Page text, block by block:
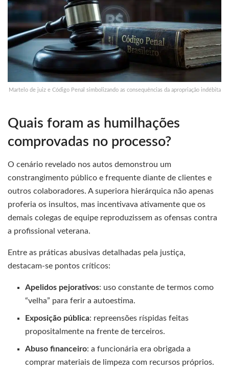
Martelo de juiz e Código Penal simbolizando as consequências da apropriação indébita
Quais foram as humilhações
comprovadas no processo?
O cenário revelado nos autos demonstrou um
constrangimento público e frequente diante de clientes e
outros colaboradores. A superiora hierárquica não apenas
proferia os insultos, mas incentivava ativamente que os
demais colegas de equipe reproduzissem as ofensas contra
a profissional veterana.
Entre as práticas abusivas detalhadas pela justiça,
destacam-se pontos críticos:
Apelidos pejorativos: uso constante de termos como
“velha” para ferir a autoestima.
Exposição pública: repreensões ríspidas feitas
propositalmente na frente de terceiros.
Abuso financeiro: a funcionária era obrigada a
comprar materiais de limpeza com recursos próprios.